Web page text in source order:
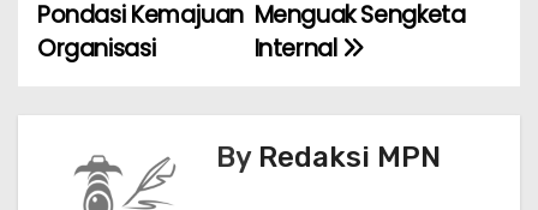
g
a
Menguak Sengketa
Internal
Pondasi Kemajuan
Organisasi
By Redaksi MPN